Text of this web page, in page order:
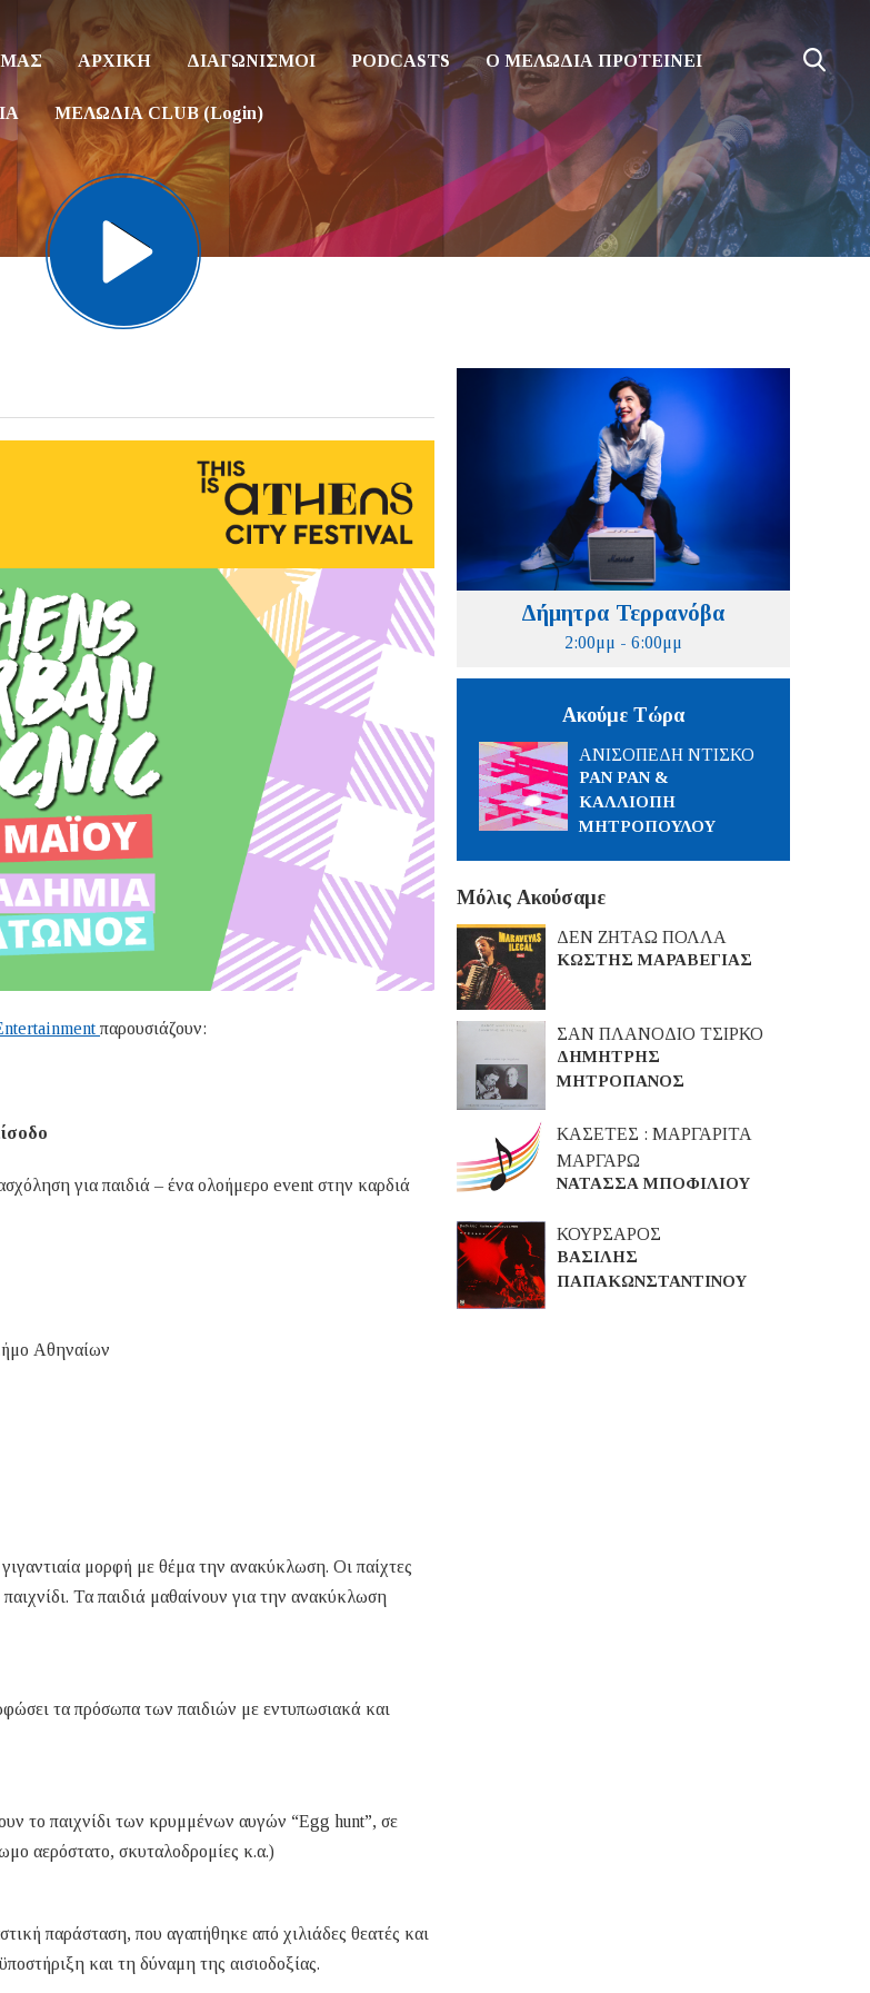
ΜΑΣ ΑΡΧΙΚΗ ΔΙΑΓΩΝΙΣΜΟΙ PODCASTS Ο ΜΕΛΩΔΙΑ ΠΡΟΤΕΙΝΕΙ
ΜΕΛΩΔΙΑ CLUB (Login)
παρουσιάζουν:
για παιδιά – ένα ολοήμερο event στην καρδιά
Αθηναίων
μορφή με θέμα την ανακύκλωση. Οι παίχτες
Τα παιδιά μαθαίνουν για την ανακύκλωση
τα πρόσωπα των παιδιών με εντυπωσιακά και
το παιχνίδι των κρυμμένων αυγών “Egg hunt”, σε
αερόστατο, σκυταλοδρομίες κ.α.)
παράσταση, που αγαπήθηκε από χιλιάδες θεατές και
και τη δύναμη της αισιοδοξίας.
Δήμητρα Τερρανόβα
2:00μμ - 6:00μμ
Ακούμε Τώρα
ΑΝΙΣΟΠΕΔΗ ΝΤΙΣΚΟ
PAN PAN &
ΚΑΛΛΙΟΠΗ
ΜΗΤΡΟΠΟΥΛΟΥ
Μόλις Ακούσαμε
ΔΕΝ ΖΗΤΑΩ ΠΟΛΛΑ
ΚΩΣΤΗΣ ΜΑΡΑΒΕΓΙΑΣ
ΣΑΝ ΠΛΑΝΟΔΙΟ ΤΣΙΡΚΟ
ΔΗΜΗΤΡΗΣ
ΜΗΤΡΟΠΑΝΟΣ
ΚΑΣΕΤΕΣ : ΜΑΡΓΑΡΙΤΑ
ΜΑΡΓΑΡΩ
ΝΑΤΑΣΣΑ ΜΠΟΦΙΛΙΟΥ
ΚΟΥΡΣΑΡΟΣ
ΒΑΣΙΛΗΣ
ΠΑΠΑΚΩΝΣΤΑΝΤΙΝΟΥ